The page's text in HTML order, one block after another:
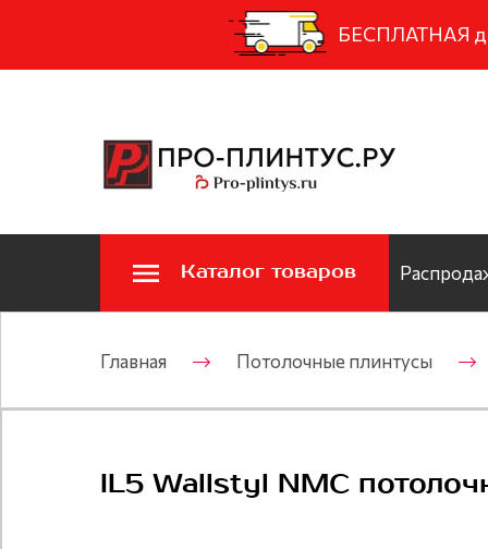
БЕСПЛАТНАЯ
Каталог товаров
Главная Потолочные плинтусы
IL5 Wallstyl NMC